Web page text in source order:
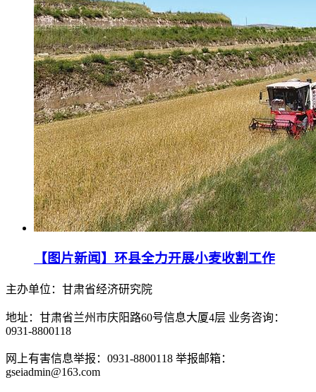
【图片新闻】环县全力开展小麦收割工作
主办单位：甘肃省经济研究院
地址：甘肃省兰州市庆阳路60号信息大厦4层 业务咨询：
0931-8800118
网上有害信息举报：0931-8800118 举报邮箱：
gseiadmin@163.com